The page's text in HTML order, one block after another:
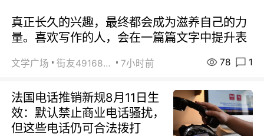
真正长久的兴趣，最终都会成为滋养自己的力
量。喜欢写作的人，会在一篇篇文字中提升表
文学广场 街友49168527 7小时前 78 1
法国电话推销新规8月11日生
效：默认禁止商业电话骚扰，
但这些电话仍可合法拨打